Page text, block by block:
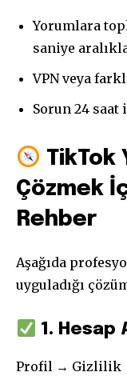
Yorumlara
saniye
VPN veya
Sorun 24
TikTok
Çözmek
Rehber
Aşağıda
uyguladığı
1. Hesap
Profil → Gizlilik